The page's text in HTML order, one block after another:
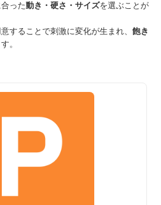
った動き・硬さ・サイズを選ぶことが
することで刺激に変化が生まれ、 飽き
。